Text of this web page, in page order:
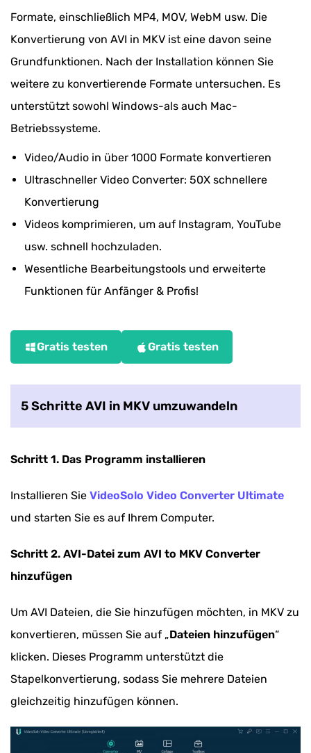
Formate, einschließlich MP4, MOV, WebM usw. Die
Konvertierung von AVI in MKV ist eine davon seine
Grundfunktionen. Nach der Installation können Sie
weitere zu konvertierende Formate untersuchen. Es
unterstützt sowohl Windows-als auch Mac-
Betriebssysteme.
Video/Audio in über 1000 Formate konvertieren
Ultraschneller Video Converter: 50X schnellere
Konvertierung
Videos komprimieren, um auf Instagram, YouTube
usw. schnell hochzuladen.
Wesentliche Bearbeitungstools und erweiterte
Funktionen für Anfänger & Profis!
Gratis testen Gratis testen
5 Schritte AVI in MKV umzuwandeln
Schritt 1. Das Programm installieren
Installieren Sie VideoSolo Video Converter Ultimate
und starten Sie es auf Ihrem Computer.
Schritt 2. AVI-Datei zum AVI to MKV Converter
hinzufügen
Um AVI Dateien, die Sie hinzufügen möchten, in MKV zu
konvertieren, müssen Sie auf „Dateien hinzufügen“
klicken. Dieses Programm unterstützt die
Stapelkonvertierung, sodass Sie mehrere Dateien
gleichzeitig hinzufügen können.